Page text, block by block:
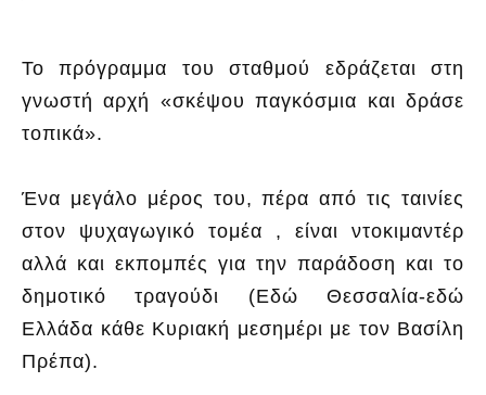
Το πρόγραμμα του σταθμού εδράζεται στη
γνωστή αρχή «σκέψου παγκόσμια και δράσε
τοπικά».
Ένα μεγάλο μέρος του, πέρα από τις ταινίες
στον ψυχαγωγικό τομέα , είναι ντοκιμαντέρ
αλλά και εκπομπές για την παράδοση και το
δημοτικό τραγούδι (Εδώ Θεσσαλία-εδώ
Ελλάδα κάθε Κυριακή μεσημέρι με τον Βασίλη
Πρέπα).